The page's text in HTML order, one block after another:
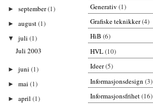
► september(1)
► august(1)
▼ juli (1)
Juli 2003
► juni (1)
► mai (1)
► april (1)
Generativ (1)
Grafiske teknikker(4)
HiB (6)
HVL(10)
Ideer(5)
Informasjonsdesign (3)
Informasjonsfrihet(16)